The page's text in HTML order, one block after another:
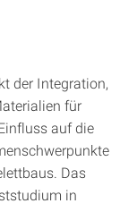
der Integration,
für
auf die
Das
in